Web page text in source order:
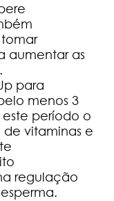
aumentar as
para
menos 3
período o
vitaminas e
regulação